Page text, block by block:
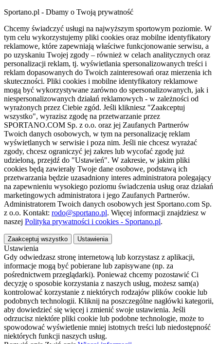
Sportano.pl - Dbamy o Twoją prywatność
Chcemy świadczyć usługi na najwyższym sportowym poziomie. W
tym celu wykorzystujemy pliki cookies oraz mobilne identyfikatory
reklamowe, które zapewniają właściwe funkcjonowanie serwisu, a
po uzyskaniu Twojej zgody – również w celach analitycznych oraz
personalizacji reklam, tj. wyświetlania spersonalizowanych treści i
reklam dopasowanych do Twoich zainteresowań oraz mierzenia ich
skuteczności. Pliki cookies i mobilne identyfikatory reklamowe
mogą być wykorzystywane zarówno do spersonalizowanych, jak i
niespersonalizowanych działań reklamowych - w zależności od
wyrażonych przez Ciebie zgód. Jeśli klikniesz "Zaakceptuj
wszystko", wyrazisz zgodę na przetwarzanie przez
SPORTANO.COM Sp. z o.o. oraz jej Zaufanych Partnerów
Twoich danych osobowych, w tym na personalizację reklam
wyświetlanych w serwisie i poza nim. Jeśli nie chcesz wyrażać
zgody, chcesz ograniczyć jej zakres lub wycofać zgodę już
udzieloną, przejdź do "Ustawień". W zakresie, w jakim pliki
cookies będą zawierały Twoje dane osobowe, podstawą ich
przetwarzania będzie uzasadniony interes administratora polegający
na zapewnieniu wysokiego poziomu świadczenia usług oraz działań
marketingowych administratora i jego Zaufanych Partnerów.
Administratorem Twoich danych osobowych jest Sportano.com Sp.
z o.o. Kontakt: rodo@sportano.pl. Więcej informacji znajdziesz w
naszej Polityka prywatności i cookies - Sportano.pl.
Zaakceptuj wszystko Ustawienia
Ustawienia
Gdy odwiedzasz stronę internetową lub korzystasz z aplikacji,
informacje mogą być pobierane lub zapisywane (np. za
pośrednictwem przeglądarki). Ponieważ chcemy pozostawić Ci
decyzję o sposobie korzystania z naszych usług, możesz sam(a)
kontrolować korzystanie z niektórych rodzajów plików cookie lub
podobnych technologii. Kliknij na poszczególne nagłówki kategorii,
aby dowiedzieć się więcej i zmienić swoje ustawienia. Jeśli
odrzucisz niektóre pliki cookie lub podobne technologie, może to
spowodować wyświetlenie mniej istotnych treści lub niedostępność
niektórych funkcji naszych usług.